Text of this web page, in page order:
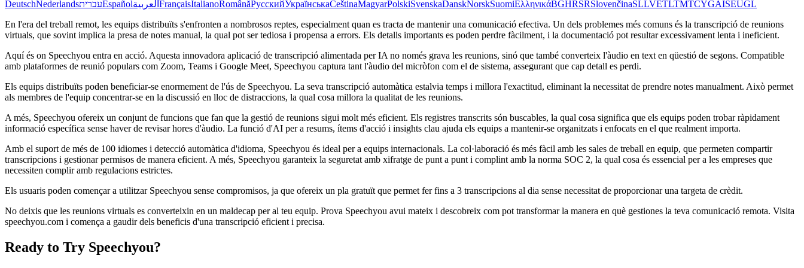
DeutschNederlandsעבריתEspañolالعربية FrançaisItalianoRomânăРусскийУкраїнськаČeštinaMagyarPolskiSvenskaDanskNorskSuomiΕλληνικάBGHRSRSlovenčinaSLLVETLTMTCYGAISEUGL
En l'era del treball remot, les equips distribuïts s'enfronten a nombrosos reptes, especialment quan es tracta de mantenir una comunicació efectiva. Un dels problemes més comuns és la transcripció de reunions
virtuals, que sovint implica la presa de notes manual, la qual pot ser tediosa i propensa a errors. Els detalls importants es poden perdre fàcilment, i la documentació pot resultar excessivament lenta i ineficient.
Aquí és on Speechyou entra en acció. Aquesta innovadora aplicació de transcripció alimentada per IA no només grava les reunions, sinó que també converteix l'àudio en text en qüestió de segons. Compatible
amb plataformes de reunió populars com Zoom, Teams i Google Meet, Speechyou captura tant l'àudio del micròfon com el de sistema, assegurant que cap detall es perdi.
Els equips distribuïts poden beneficiar-se enormement de l'ús de Speechyou. La seva transcripció automàtica estalvia temps i millora l'exactitud, eliminant la necessitat de prendre notes manualment. Això permet
als membres de l'equip concentrar-se en la discussió en lloc de distraccions, la qual cosa millora la qualitat de les reunions.
A més, Speechyou ofereix un conjunt de funcions que fan que la gestió de reunions sigui molt més eficient. Els registres transcrits són buscables, la qual cosa significa que els equips poden trobar ràpidament
informació específica sense haver de revisar hores d'àudio. La funció d'AI per a resums, ítems d'acció i insights clau ajuda els equips a mantenir-se organitzats i enfocats en el que realment importa.
Amb el suport de més de 100 idiomes i detecció automàtica d'idioma, Speechyou és ideal per a equips internacionals. La col·laboració és més fàcil amb les sales de treball en equip, que permeten compartir
transcripcions i gestionar permisos de manera eficient. A més, Speechyou garanteix la seguretat amb xifratge de punt a punt i complint amb la norma SOC 2, la qual cosa és essencial per a les empreses que
necessiten complir amb regulacions estrictes.
Els usuaris poden començar a utilitzar Speechyou sense compromisos, ja que ofereix un pla gratuït que permet fer fins a 3 transcripcions al dia sense necessitat de proporcionar una targeta de crèdit.
No deixis que les reunions virtuals es converteixin en un maldecap per al teu equip. Prova Speechyou avui mateix i descobreix com pot transformar la manera en què gestiones la teva comunicació remota. Visita
speechyou.com i comença a gaudir dels beneficis d'una transcripció eficient i precisa.
Ready to Try Speechyou?